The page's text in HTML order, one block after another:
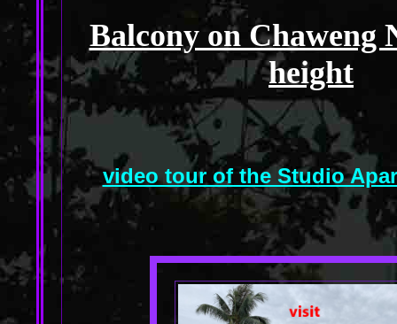
Balcony on Chaweng
height
video tour of the Studio